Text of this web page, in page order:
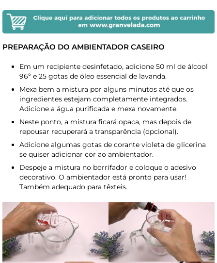
PREPARAÇÃO DO AMBIENTADOR CASEIRO
Em um recipiente desinfetado, adicione 50 ml de álcool
96º e 25 gotas de óleo essencial de lavanda.
Mexa bem a mistura por alguns minutos até que os
ingredientes estejam completamente integrados.
Adicione a água purificada e mexa novamente.
Neste ponto, a mistura ficará opaca, mas depois de
repousar recuperará a transparência (opcional).
Adicione algumas gotas de corante violeta de glicerina
se quiser adicionar cor ao ambientador.
Despeje a mistura no borrifador e coloque o adesivo
decorativo. O ambientador está pronto para usar!
Também adequado para têxteis.